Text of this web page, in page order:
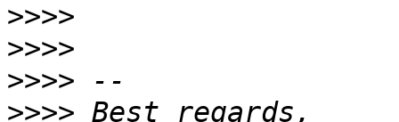
>>>>
>>>>
>>>>
>>>>